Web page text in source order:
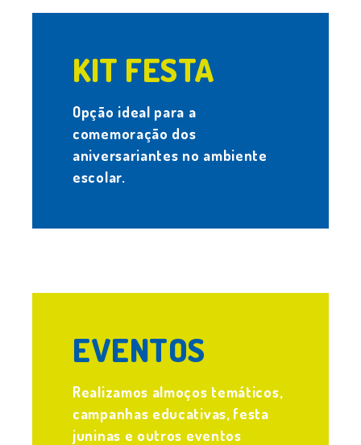
KIT FESTA
Opção ideal para a
comemoração dos
aniversariantes no ambiente
escolar.
EVENTOS
Realizamos almoços temáticos,
campanhas educativas, festa
juninas e outros eventos